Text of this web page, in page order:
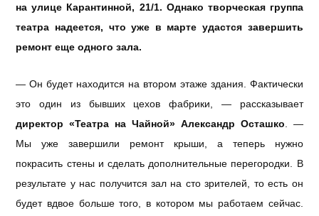
на улице Карантинной, 21/1. Однако творческая группа
театра надеется, что уже в марте удастся завершить
ремонт еще одного зала.
— Он будет находится на втором этаже здания. Фактически
это один из бывших цехов фабрики, — рассказывает
директор «Театра на Чайной» Александр Осташко . —
Мы уже завершили ремонт крыши, а теперь нужно
покрасить стены и сделать дополнительные перегородки. В
результате у нас получится зал на сто зрителей, то есть он
будет вдвое больше того, в котором мы работаем сейчас.